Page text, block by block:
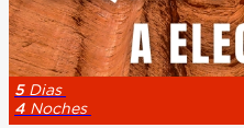
5Dias
4 Noches